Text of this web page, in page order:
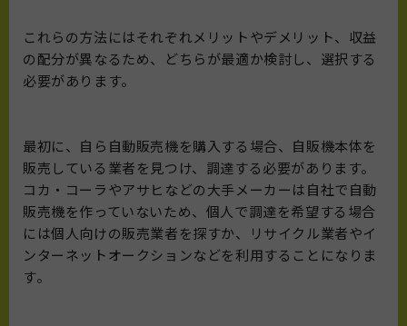
これらの方法にはそれぞれメリットやデメリット、収益
の配分が異なるため、どちらが最適か検討し、選択する
必要があります。
最初に、自ら自動販売機を購入する場合、自販機本体を
販売している業者を見つけ、調達する必要があります。
コカ・コーラやアサヒなどの大手メーカーは自社で自動
販売機を作っていないため、個人で調達を希望する場合
には個人向けの販売業者を探すか、リサイクル業者やイ
ンターネットオークションなどを利用することになりま
す。